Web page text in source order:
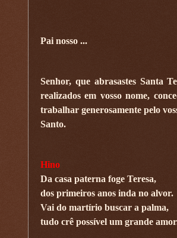
Pai nosso ...
Senhor, que abrasastes Santa
realizados em vosso nome,
trabalhar generosamente pelo
Santo.
Hino
Da casa paterna foge Teresa,
dos primeiros anos inda no alvor.
Vai do martírio buscar a palma,
tudo crê possível um grande